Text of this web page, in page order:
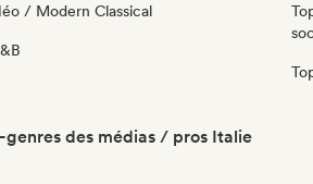
/ Modern Classical
genres des médias / pros Italie